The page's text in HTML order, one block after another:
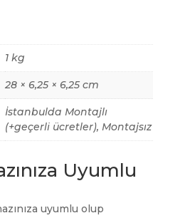
1 kg
28 × 6,25 × 6,25 cm
İstanbulda Montajlı
(+geçerli ücretler), Montajsız
Uyumlu
uyumlu olup